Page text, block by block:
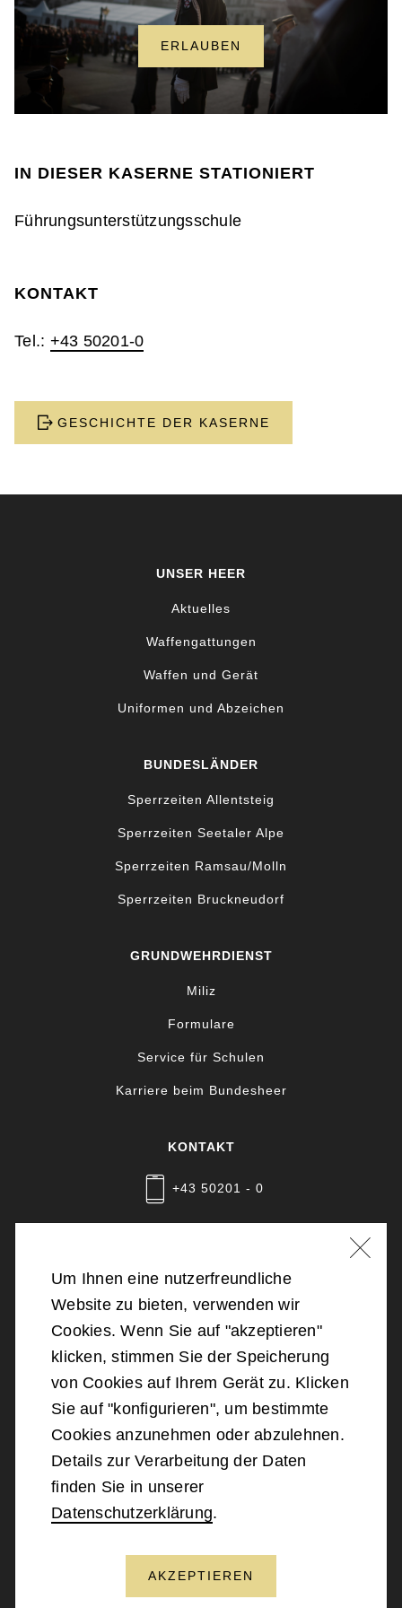
ERLAUBEN
IN DIESER KASERNE STATIONIERT
Führungsunterstützungsschule
KONTAKT
Tel.: +43 50201-0
GESCHICHTE DER KASERNE
UNSER HEER
Aktuelles
Waffengattungen
Waffen und Gerät
Uniformen und Abzeichen
BUNDESLÄNDER
Sperrzeiten Allentsteig
Sperrzeiten Seetaler Alpe
Sperrzeiten Ramsau/Molln
Sperrzeiten Bruckneudorf
GRUNDWEHRDIENST
Miliz
Formulare
Service für Schulen
Karriere beim Bundesheer
KONTAKT
+43 50201 - 0
2026Bundesministerium für Landesverteidigung
Barrierefreiheit
Datenschutz
Kontakt
Um Ihnen eine nutzerfreundliche
Website zu bieten, verwenden wir
Cookies. Wenn Sie auf "akzeptieren"
klicken, stimmen Sie der Speicherung
von Cookies auf Ihrem Gerät zu. Klicken
Sie auf "konfigurieren", um bestimmte
Cookies anzunehmen oder abzulehnen.
Details zur Verarbeitung der Daten
finden Sie in unserer
Datenschutzerklärung.
AKZEPTIEREN